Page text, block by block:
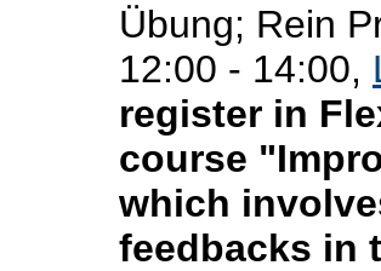
Übung; Rein
12:00 - 14:00,
register in
course
which
feedbacks in